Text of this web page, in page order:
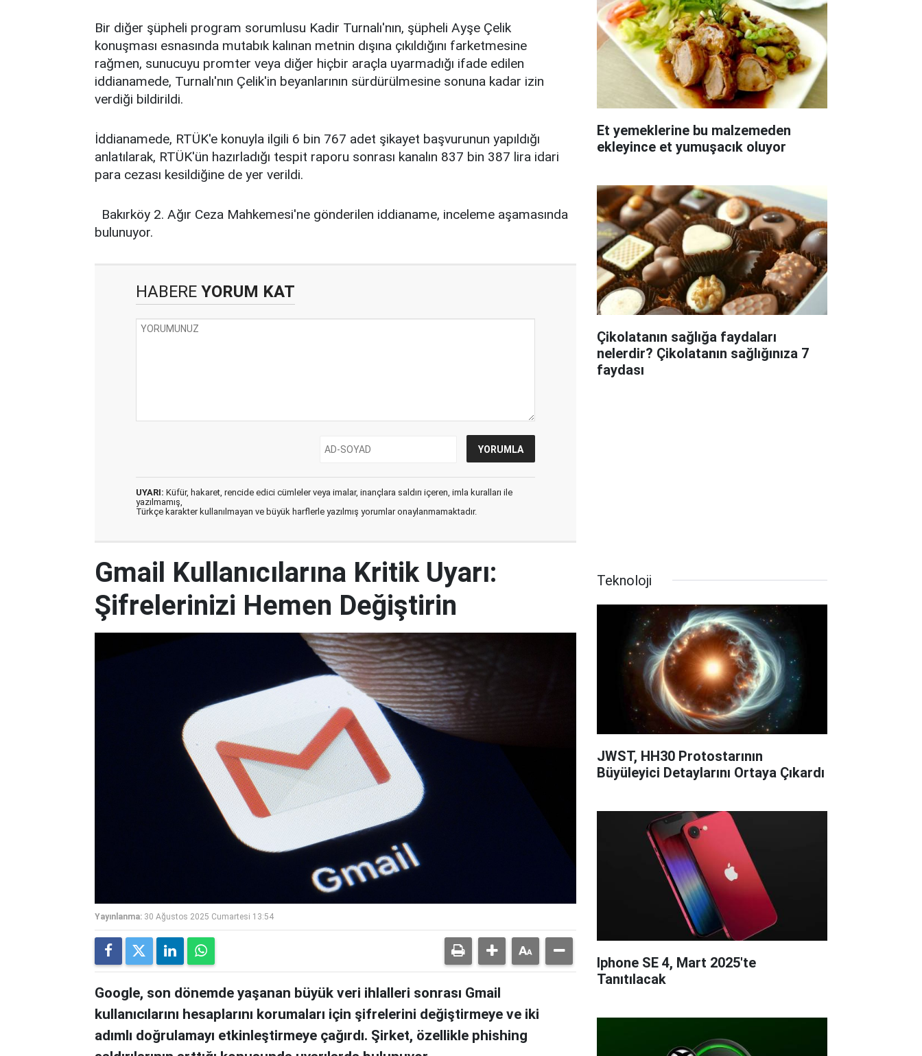
Bir diğer şüpheli program sorumlusu Kadir Turnalı'nın, şüpheli Ayşe Çelik
konuşması esnasında mutabık kalınan metnin dışına çıkıldığını farketmesine
rağmen, sunucuyu promter veya diğer hiçbir araçla uyarmadığı ifade edilen
iddianamede, Turnalı'nın Çelik'in beyanlarının sürdürülmesine sonuna kadar izin
verdiği bildirildi.
İddianamede, RTÜK'e konuyla ilgili 6 bin 767 adet şikayet başvurunun yapıldığı
anlatılarak, RTÜK'ün hazırladığı tespit raporu sonrası kanalın 837 bin 387 lira idari
para cezası kesildiğine de yer verildi.
Bakırköy 2. Ağır Ceza Mahkemesi'ne gönderilen iddianame, inceleme aşamasında
bulunuyor.
HABERE YORUM KAT
UYARI: Küfür, hakaret, rencide edici cümleler veya imalar, inançlara saldırı içeren, imla kuralları ile
yazılmamış,
Türkçe karakter kullanılmayan ve büyük harflerle yazılmış yorumlar onaylanmamaktadır.
Et yemeklerine bu malzemeden
ekleyince et yumuşacık oluyor
Çikolatanın sağlığa faydaları
nelerdir? Çikolatanın sağlığınıza 7
faydası
Gmail Kullanıcılarına Kritik Uyarı:
Şifrelerinizi Hemen Değiştirin
Yayınlanma: 30 Ağustos 2025 Cumartesi 13:54
Google, son dönemde yaşanan büyük veri ihlalleri sonrası Gmail
kullanıcılarını hesaplarını korumaları için şifrelerini değiştirmeye ve iki
adımlı doğrulamayı etkinleştirmeye çağırdı. Şirket, özellikle phishing
Teknoloji
JWST, HH30 Protostarının
Büyüleyici Detaylarını Ortaya Çıkardı
Iphone SE 4, Mart 2025'te
Tanıtılacak